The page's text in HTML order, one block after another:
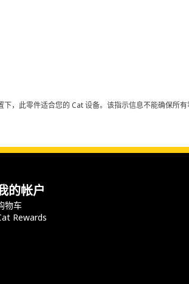
，此零件适合您的 Cat 设备。该指示信息不能确保所有
的帐户
物车
Rewards